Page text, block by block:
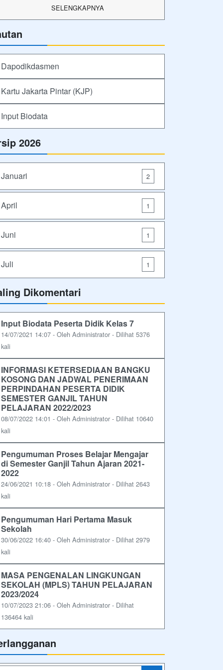
SELENGKAPNYA
Dapodikdasmen
Kartu Jakarta Pintar (KJP)
Input Biodata
2026
Januari 2
April 1
Juni 1
Juli 1
Dikomentari
Input Biodata Peserta Didik Kelas 7
14/07/2021 14:07 - Oleh Administrator - Dilihat 5376
kali
INFORMASI KETERSEDIAAN BANGKU
KOSONG DAN JADWAL PENERIMAAN
PERPINDAHAN PESERTA DIDIK
SEMESTER GANJIL TAHUN
PELAJARAN 2022/2023
08/07/2022 14:01 - Oleh Administrator - Dilihat 10640
kali
Pengumuman Proses Belajar Mengajar
di Semester Ganjil Tahun Ajaran 2021-
2022
24/06/2021 10:18 - Oleh Administrator - Dilihat 2643
kali
Pengumuman Hari Pertama Masuk
Sekolah
30/06/2022 16:40 - Oleh Administrator - Dilihat 2979
kali
MASA PENGENALAN LINGKUNGAN
SEKOLAH (MPLS) TAHUN PELAJARAN
2023/2024
10/07/2023 21:06 - Oleh Administrator - Dilihat
136464 kali